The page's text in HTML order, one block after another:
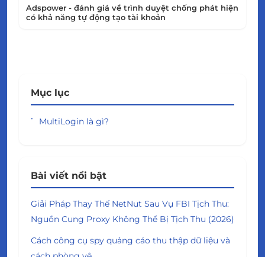
Adspower - đánh giá về trình duyệt chống phát hiện
có khả năng tự động tạo tài khoản
Mục lục
MultiLogin là gì?
Bài viết nổi bật
Giải Pháp Thay Thế NetNut Sau Vụ FBI Tịch Thu:
Nguồn Cung Proxy Không Thể Bị Tịch Thu (2026)
Cách công cụ spy quảng cáo thu thập dữ liệu và